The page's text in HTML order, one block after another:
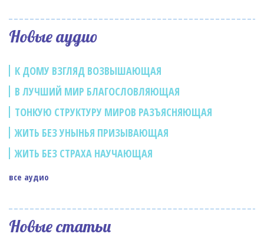
Новые аудио
К ДОМУ ВЗГЛЯД ВОЗВЫШАЮЩАЯ
В ЛУЧШИЙ МИР БЛАГОСЛОВЛЯЮЩАЯ
ТОНКУЮ СТРУКТУРУ МИРОВ РАЗЪЯСНЯЮЩАЯ
ЖИТЬ БЕЗ УНЫНЬЯ ПРИЗЫВАЮЩАЯ
ЖИТЬ БЕЗ СТРАХА НАУЧАЮЩАЯ
все аудио
Новые статьи